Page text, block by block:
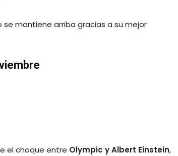
mantiene arriba gracias a su mejor
el choque entre Olympic y Albert Einstein,